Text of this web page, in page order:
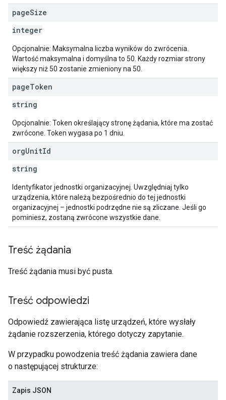
pageSize
integer
Opcjonalnie: Maksymalna liczba wyników do zwrócenia.
Wartość maksymalna i domyślna to 50. Każdy rozmiar strony
większy niż 50 zostanie zmieniony na 50.
pageToken
string
Opcjonalnie: Token określający stronę żądania, które ma zostać
zwrócone. Token wygasa po 1 dniu.
orgUnitId
string
Identyfikator jednostki organizacyjnej. Uwzględniaj tylko
urządzenia, które należą bezpośrednio do tej jednostki
organizacyjnej – jednostki podrzędne nie są zliczane. Jeśli go
pominiesz, zostaną zwrócone wszystkie dane.
Treść żądania
Treść żądania musi być pusta.
Treść odpowiedzi
Odpowiedź zawierająca listę urządzeń, które wysłały
żądanie rozszerzenia, którego dotyczy zapytanie.
W przypadku powodzenia treść żądania zawiera dane
o następującej strukturze:
Zapis JSON